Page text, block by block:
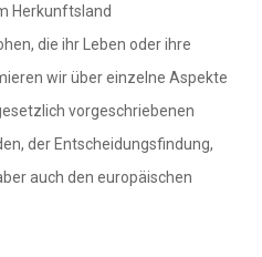
Herkunftsland
die ihr Leben oder ihre
wir über einzelne Aspekte
vorgeschriebenen
der Entscheidungsfindung,
auch den europäischen